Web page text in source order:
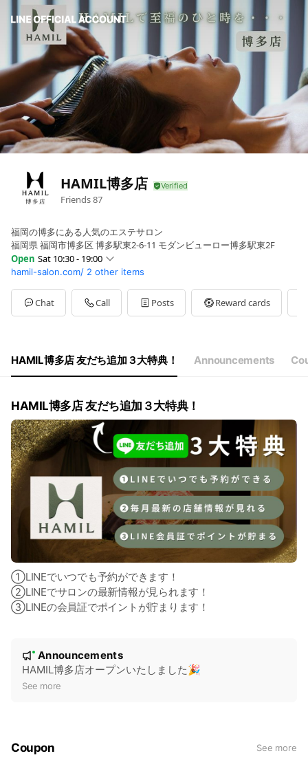
HAMIL博多店
Friends87
福岡の博多にある人気のエステサロン
福岡県 福岡市博多区 博多駅東2-6-11 モダンビューロー博多駅東2F
Open Sat 10:30 - 19:00
Sun10:30 - 19:00
Mon10:30 - 20:00
Tue10:30 - 20:00
Wed10:30 - 20:00
10:30 - 19:00
定休日：不定休、祝日10:30～19:00
hamil-salon.com/ 2 other items
Chat Call Posts Reward cards
HAMIL博多店 友だち追加３大特典！ Announcements
HAMIL博多店 友だち追加３大特典！
①LINEでいつでも予約ができます！
②LINEでサロンの最新情報が見られます！
③LINEの会員証でポイントが貯まります！
e
New
Announcements
HAMIL博多店オープンいたしました🎉
See more
Coupon See more